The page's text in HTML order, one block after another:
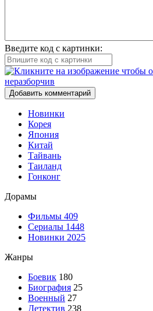
Введите код с картинки:
Добавить комментарий
Новинки
Корея
Япония
Китай
Тайвань
Таиланд
Гонконг
Дорамы
Фильмы 409
Сериалы 1448
Новинки 2025
Жанры
Боевик 180
Биография 25
Военный 27
Детектив 238